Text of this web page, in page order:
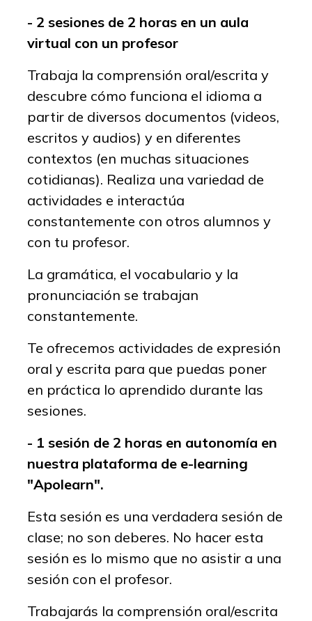
- 2 sesiones de 2 horas en un aula
virtual con un profesor
Trabaja la comprensión oral/escrita y
descubre cómo funciona el idioma a
partir de diversos documentos (videos,
escritos y audios) y en diferentes
contextos (en muchas situaciones
cotidianas). Realiza una variedad de
actividades e interactúa
constantemente con otros alumnos y
con tu profesor.
La gramática, el vocabulario y la
pronunciación se trabajan
constantemente.
Te ofrecemos actividades de expresión
oral y escrita para que puedas poner
en práctica lo aprendido durante las
sesiones.
- 1 sesión de 2 horas en autonomía en
nuestra plataforma de e-learning
"Apolearn".
Esta sesión es una verdadera sesión de
clase; no son deberes. No hacer esta
sesión es lo mismo que no asistir a una
sesión con el profesor.
Trabajarás la comprensión oral/escrita